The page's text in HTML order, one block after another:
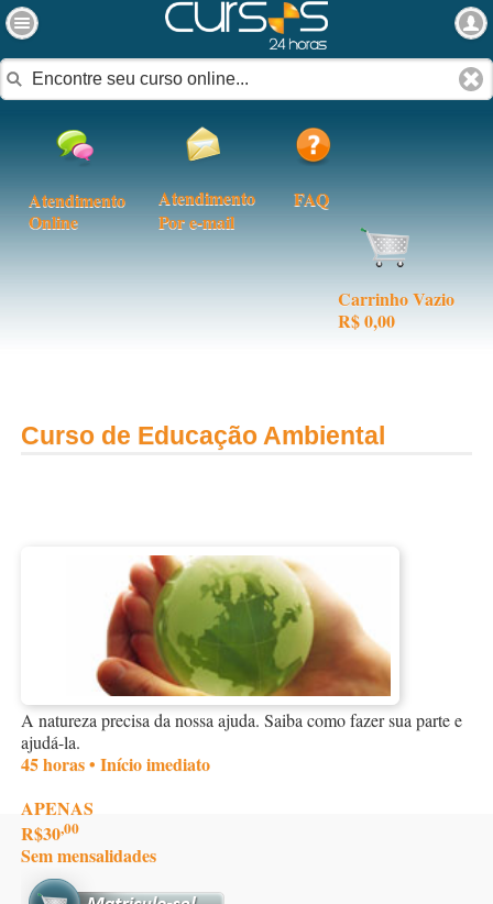
Atendimento
Online
Atendimento
Por e-mail
FAQ
Carrinho Vazio
R$ 0,00
Curso de Educação Ambiental
A natureza precisa da nossa ajuda. Saiba como fazer sua parte e
ajudá-la.
45 horas • Início imediato
APENAS
R$30,00
Sem mensalidades